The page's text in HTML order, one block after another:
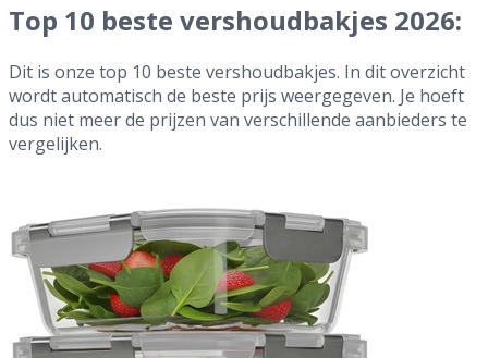
Top 10 beste vershoudbakjes 2026:
Dit is onze top 10 beste vershoudbakjes. In dit overzicht
wordt automatisch de beste prijs weergegeven. Je hoeft
dus niet meer de prijzen van verschillende aanbieders te
vergelijken.